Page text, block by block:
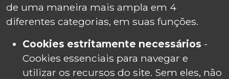
de uma maneira mais ampla em 4
diferentes categorias, em suas funções.
Cookies estritamente necessários -
Cookies essenciais para navegar e
utilizar os recursos do site. Sem eles, não